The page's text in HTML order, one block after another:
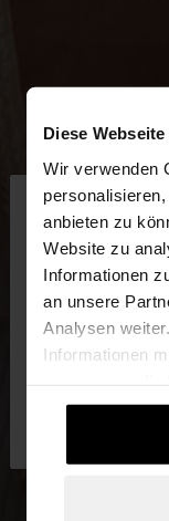
Diese
Wir verwenden
anbieten zu
Website zu
Informationen
an unsere
Analysen
Informationen
die sie im
gesammelt
hallo
Sie greifen von
Möchten Sie